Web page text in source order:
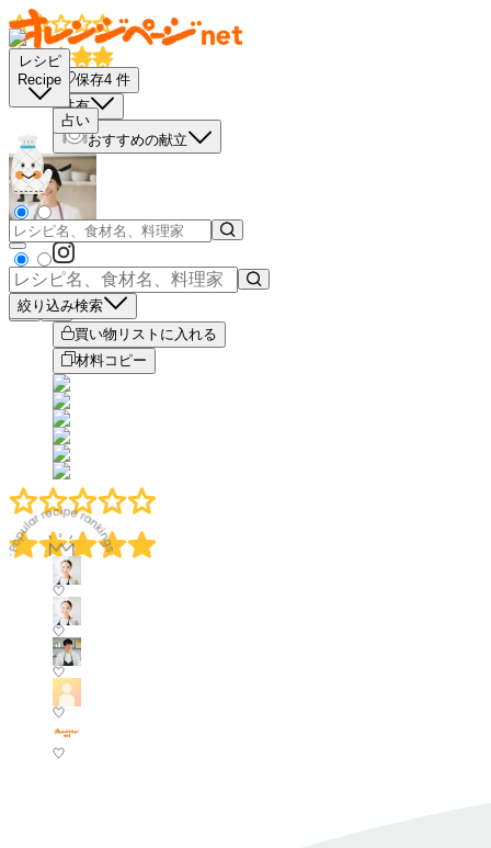
レシピ
Recipe
占い
絞り込み検索
保存4 件
共有
おすすめの献立
－
＋
買い物リストに入れる
材料コピー